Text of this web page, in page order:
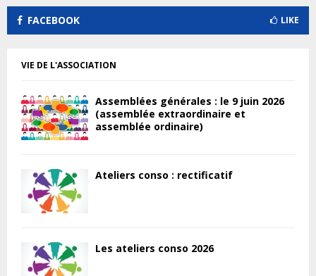
FACEBOOK LIKE
VIE DE L'ASSOCIATION
Assemblées générales : le 9 juin 2026
(assemblée extraordinaire et
assemblée ordinaire)
Ateliers conso : rectificatif
Les ateliers conso 2026